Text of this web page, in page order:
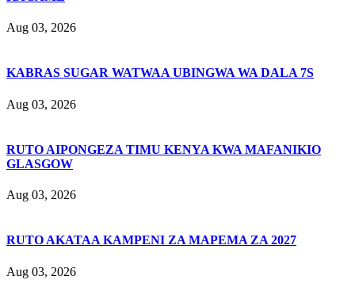
Aug 03, 2026
KABRAS SUGAR WATWAA UBINGWA WA DALA 7S
Aug 03, 2026
RUTO AIPONGEZA TIMU KENYA KWA MAFANIKIO
GLASGOW
Aug 03, 2026
RUTO AKATAA KAMPENI ZA MAPEMA ZA 2027
Aug 03, 2026